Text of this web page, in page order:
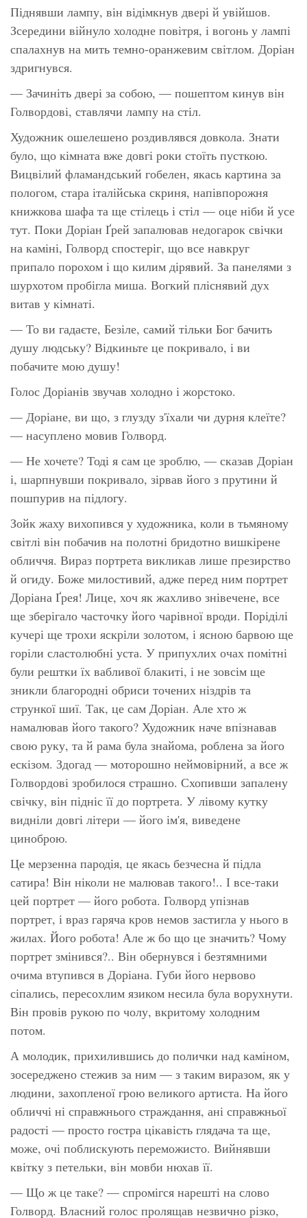
Піднявши лампу, він відімкнув двері й увійшов.
Зсередини війнуло холодне повітря, і вогонь у лампі
спалахнув на мить темно-оранжевим світлом. Доріан
здригнувся.
— Зачиніть двері за собою, — пошептом кинув він
Голвордові, ставлячи лампу на стіл.
Художник ошелешено роздивлявся довкола. Знати
було, що кімната вже довгі роки стоїть пусткою.
Вицвілий фламандський гобелен, якась картина за
пологом, стара італійська скриня, напівпорожня
книжкова шафа та ще стілець і стіл — оце ніби й усе
тут. Поки Доріан Ґрей запалював недогарок свічки
на каміні, Голворд спостеріг, що все навкруг
припало порохом і що килим дірявий. За панелями з
шурхотом пробігла миша. Вогкий пліснявий дух
витав у кімнаті.
— То ви гадаєте, Безіле, самий тільки Бог бачить
душу людську? Відкиньте це покривало, і ви
побачите мою душу!
Голос Доріанів звучав холодно і жорстоко.
— Доріане, ви що, з глузду з'їхали чи дурня клеїте?
— насуплено мовив Голворд.
— Не хочете? Тоді я сам це зроблю, — сказав Доріан
і, шарпнувши покривало, зірвав його з прутини й
пошпурив на підлогу.
Зойк жаху вихопився у художника, коли в тьмяному
світлі він побачив на полотні бридотно вишкірене
обличчя. Вираз портрета викликав лише презирство
й огиду. Боже милостивий, адже перед ним портрет
Доріана Ґрея! Лице, хоч як жахливо знівечене, все
ще зберігало часточку його чарівної вроди. Поріділі
кучері ще трохи яскріли золотом, і ясною барвою ще
горіли сластолюбні уста. У припухлих очах помітні
були рештки їх вабливої блакиті, і не зовсім ще
зникли благородні обриси точених ніздрів та
стрункої шиї. Так, це сам Доріан. Але хто ж
намалював його такого? Художник наче впізнавав
свою руку, та й рама була знайома, роблена за його
ескізом. Здогад — моторошно неймовірний, а все ж
Голвордові зробилося страшно. Схопивши запалену
свічку, він підніс її до портрета. У лівому кутку
видніли довгі літери — його ім'я, виведене
циноброю.
Це мерзенна пародія, це якась безчесна й підла
сатира! Він ніколи не малював такого!.. І все-таки
цей портрет — його робота. Голворд упізнав
портрет, і враз гаряча кров немов застигла у нього в
жилах. Його робота! Але ж бо що це значить? Чому
портрет змінився?.. Він обернувся і безтямними
очима втупився в Доріана. Губи його нервово
сіпались, пересохлим язиком несила була ворухнути.
Він провів рукою по чолу, вкритому холодним
потом.
А молодик, прихилившись до полички над каміном,
зосереджено стежив за ним — з таким виразом, як у
людини, захопленої грою великого артиста. На його
обличчі ні справжнього страждання, ані справжньої
радості — просто гостра цікавість глядача та ще,
може, очі поблискують переможисто. Вийнявши
квітку з петельки, він мовби нюхав її.
— Що ж це таке? — спромігся нарешті на слово
Голворд. Власний голос пролящав незвично різко,